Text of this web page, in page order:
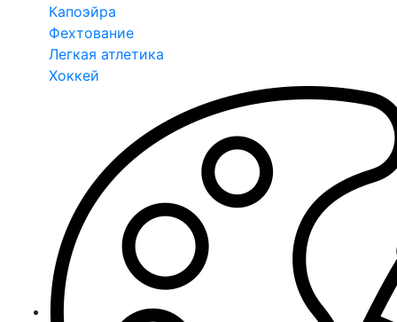
Капоэйра
Фехтование
Легкая атлетика
Хоккей